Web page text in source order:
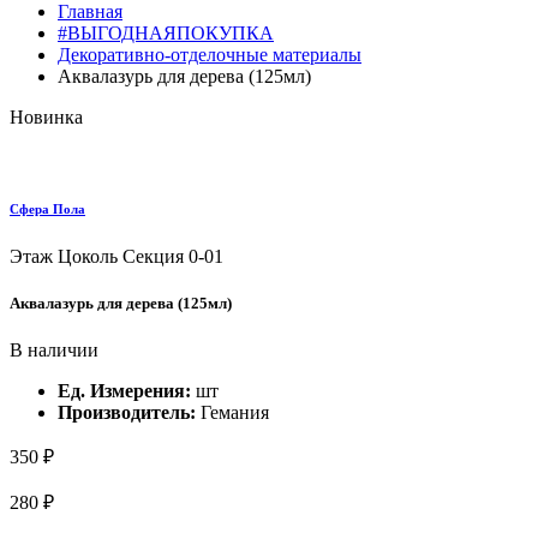
Главная
#ВЫГОДНАЯПОКУПКА
Декоративно-отделочные материалы
Аквалазурь для дерева (125мл)
Новинка
Сфера Пола
Этаж Цоколь Секция 0-01
Аквалазурь для дерева (125мл)
В наличии
Ед. Измерения: шт
Производитель: Гемания
350 ₽
280 ₽